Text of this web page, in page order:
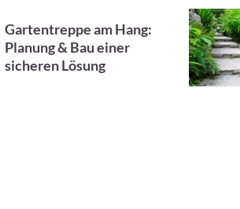
Gartentreppe am Hang:
Planung & Bau einer
sicheren Lösung